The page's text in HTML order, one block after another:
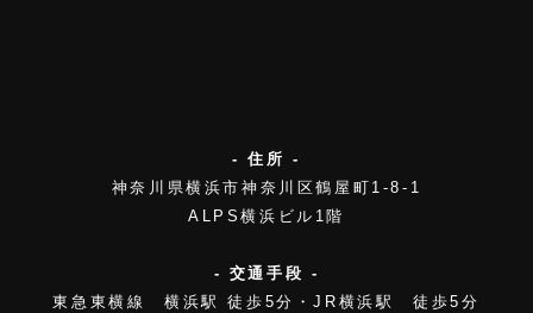
- 住所 -
神奈川県横浜市神奈川区鶴屋町1-8-1
ALPS横浜ビル1階
- 交通手段 -
東急東横線 横浜駅 徒歩5分・JR横浜駅 徒歩5分